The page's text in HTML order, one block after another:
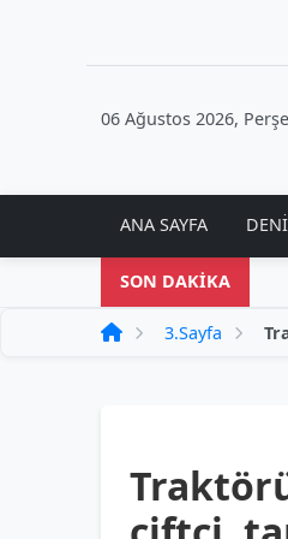
06 Ağustos 2026,
ANA SAYFA
SON DAKİKA
3.Sayfa